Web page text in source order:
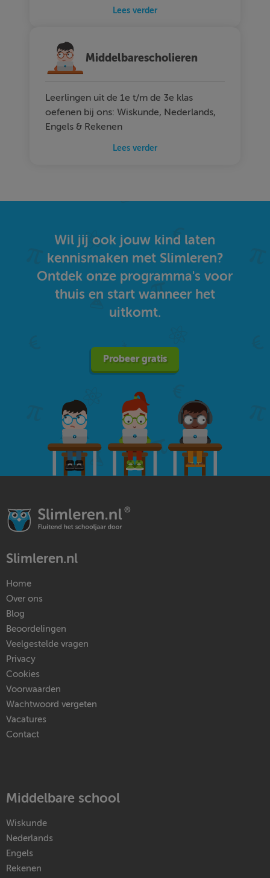
Lees verder
Middelbarescholieren
Leerlingen uit de 1e t/m de 3e klas
oefenen bij ons: Wiskunde, Nederlands,
Engels & Rekenen
Lees verder
Wil jij ook jouw kind laten
kennismaken met Slimleren?
Ontdek onze programma's voor
thuis en start wanneer het
uitkomt.
Probeer gratis
Slimleren.nl
Home
Over ons
Blog
Beoordelingen
Veelgestelde vragen
Privacy
Cookies
Voorwaarden
Wachtwoord vergeten
Vacatures
Contact
Middelbare school
Wiskunde
Nederlands
Engels
Rekenen